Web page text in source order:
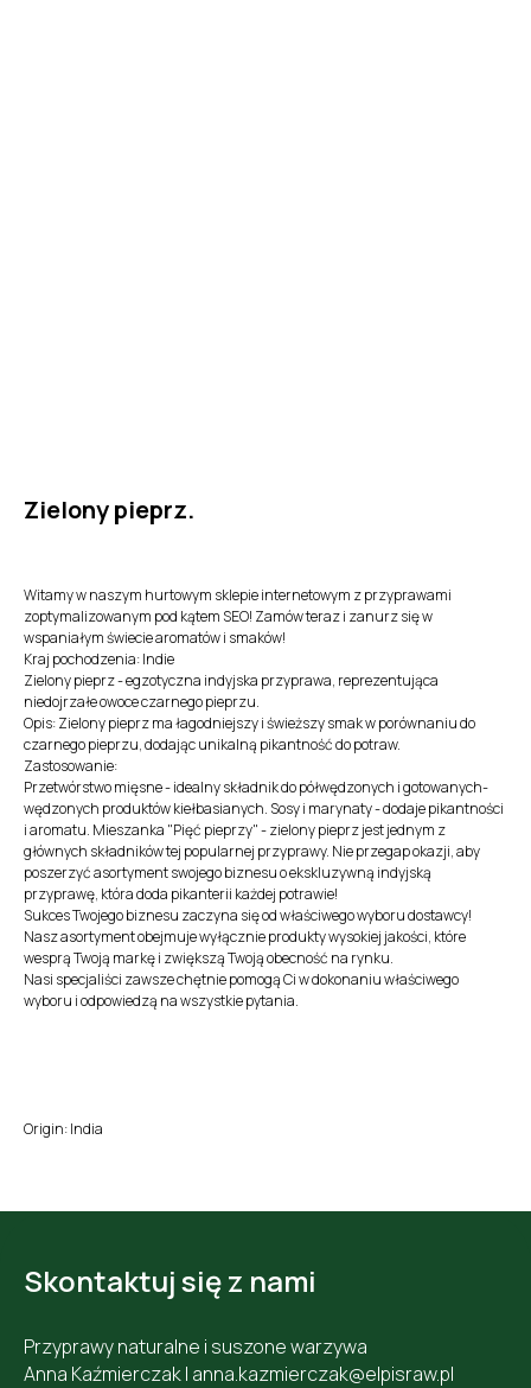
Zielony pieprz.
Witamy w naszym hurtowym sklepie internetowym z przyprawami
zoptymalizowanym pod kątem SEO! Zamów teraz i zanurz się w
wspaniałym świecie aromatów i smaków!
Kraj pochodzenia: Indie
Zielony pieprz - egzotyczna indyjska przyprawa, reprezentująca
niedojrzałe owoce czarnego pieprzu.
Opis: Zielony pieprz ma łagodniejszy i świeższy smak w porównaniu do
czarnego pieprzu, dodając unikalną pikantność do potraw.
Zastosowanie:
Przetwórstwo mięsne - idealny składnik do półwędzonych i gotowanych-
wędzonych produktów kiełbasianych. Sosy i marynaty - dodaje pikantności
i aromatu. Mieszanka "Pięć pieprzy" - zielony pieprz jest jednym z
głównych składników tej popularnej przyprawy. Nie przegap okazji, aby
poszerzyć asortyment swojego biznesu o ekskluzywną indyjską
przyprawę, która doda pikanterii każdej potrawie!
Sukces Twojego biznesu zaczyna się od właściwego wyboru dostawcy!
Nasz asortyment obejmuje wyłącznie produkty wysokiej jakości, które
wesprą Twoją markę i zwiększą Twoją obecność na rynku.
Nasi specjaliści zawsze chętnie pomogą Ci w dokonaniu właściwego
wyboru i odpowiedzą na wszystkie pytania.
Origin: India
Skontaktuj się z nami
Przyprawy naturalne i suszone warzywa
Anna Kaźmierczak | anna.kazmierczak@elpisraw.pl